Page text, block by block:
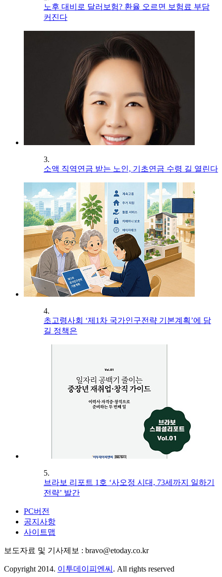
노후 대비로 달러보험? 환율 오르면 보험료 부담
커진다
3.
소액 직역연금 받는 노인, 기초연금 수령 길 열린다
4.
초고령사회 ‘제1차 국가인구전략 기본계획’에 담
길 정책은
5.
브라보 리포트 1호 ‘사오정 시대, 73세까지 일하기
전략’ 발간
PC버전
공지사항
사이트맵
보도자료 및 기사제보 : bravo@etoday.co.kr
Copyright 2014. 이투데이피엔씨 . All rights reserved